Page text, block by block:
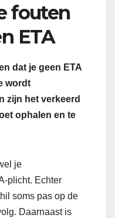
fouten
ETA
dat je geen ETA
wordt
zijn het verkeerd
ophalen en te
je
plicht. Echter
soms pas op de
Daarnaast is